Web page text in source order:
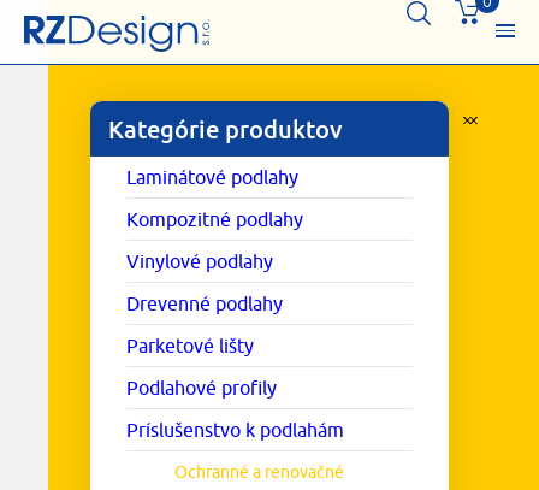
Kategórie produktov
Laminátové podlahy
Kompozitné podlahy
Vinylové podlahy
Drevenné podlahy
Parketové lišty
Podlahové profily
Príslušenstvo k podlahám
Ochranné a renovačné